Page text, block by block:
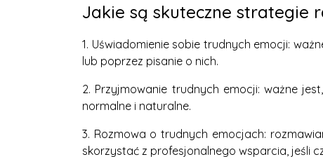
Jakie są skuteczne strategie
1. Uświadomienie sobie trudnych emocji:
lub poprzez pisanie o nich.
2. Przyjmowanie trudnych emocji: ważne
normalne i naturalne.
3. Rozmowa o trudnych emocjach:
skorzystać z profesjonalnego wsparcia, jeśli